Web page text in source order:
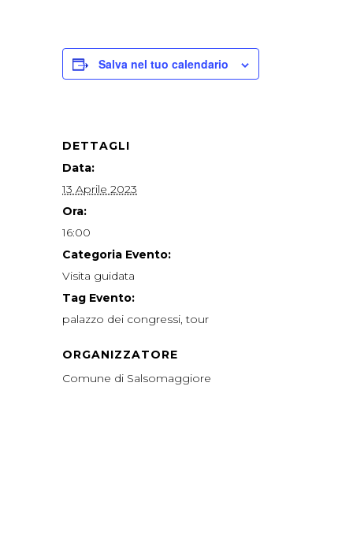
Salva nel tuo calendario
DETTAGLI
Data:
13 Aprile 2023
Ora:
16:00
Categoria Evento:
Visita guidata
Tag Evento:
palazzo dei congressi,tour
ORGANIZZATORE
Comune di Salsomaggiore